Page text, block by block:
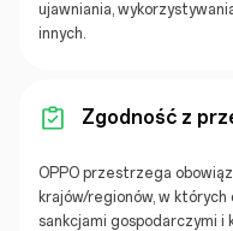
ujawniania,
innych.
Zgodność z
OPPO przestrzega
krajów/regionów, w których
sankcjami gospodarczymi i